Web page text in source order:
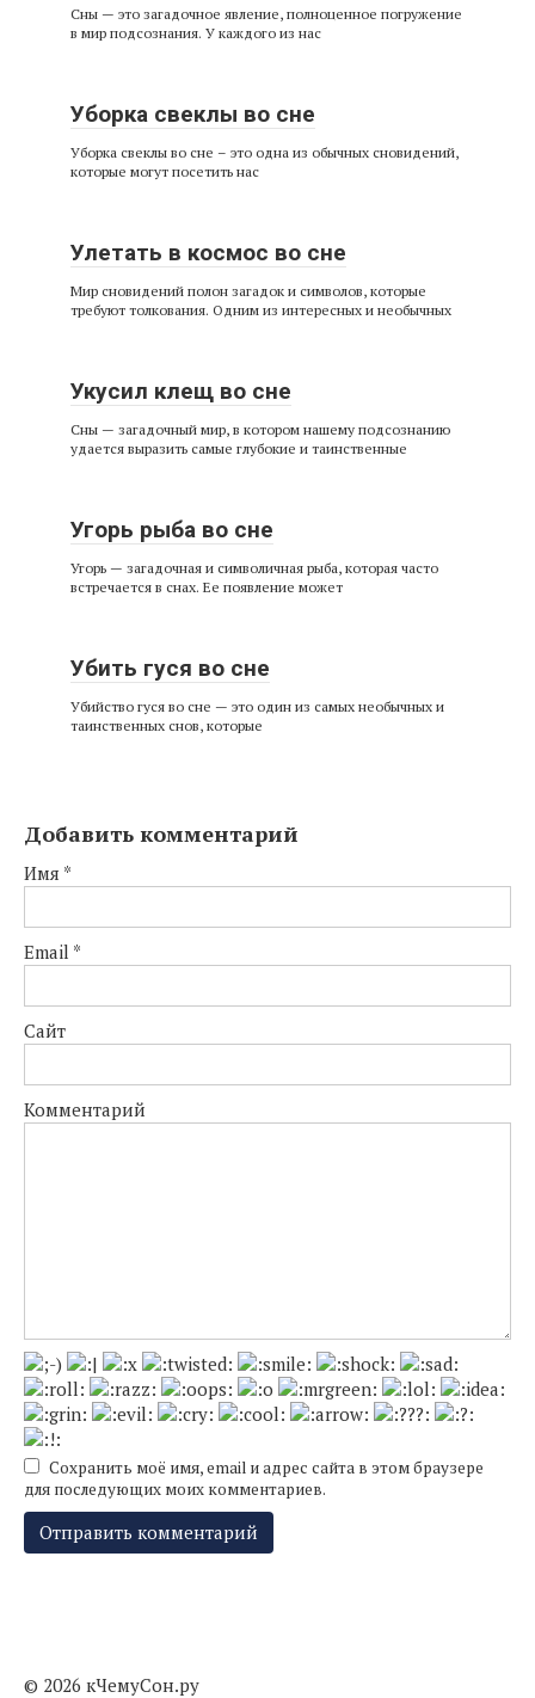
Сны — это загадочное явление, полноценное погружение
в мир подсознания. У каждого из нас
Уборка свеклы во сне
Уборка свеклы во сне – это одна из обычных сновидений,
которые могут посетить нас
Улетать в космос во сне
Мир сновидений полон загадок и символов, которые
требуют толкования. Одним из интересных и необычных
Укусил клещ во сне
Сны — загадочный мир, в котором нашему подсознанию
удается выразить самые глубокие и таинственные
Угорь рыба во сне
Угорь — загадочная и символичная рыба, которая часто
встречается в снах. Ее появление может
Убить гуся во сне
Убийство гуся во сне — это один из самых необычных и
таинственных снов, которые
Добавить комментарий
Имя *
Email *
Сайт
Комментарий
Сохранить моё имя, email и адрес сайта в этом браузере
для последующих моих комментариев.
© 2026 кЧемуСон.ру